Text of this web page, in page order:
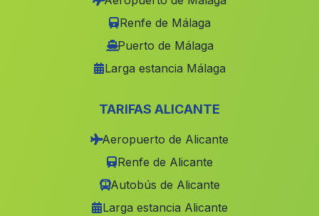
Caserio Carraspite (Malaga)
(Malaga)
Albergues La Mogaya(Malaga)
Las Abiertas(Malaga)
Olula de Castro(Malaga)
Renfe de Málaga
Puerto de Málaga
Larga estancia Málaga
TARIFAS ALICANTE
Aeropuerto de Alicante
Renfe de Alicante
Autobús de Alicante
Larga estancia Alicante